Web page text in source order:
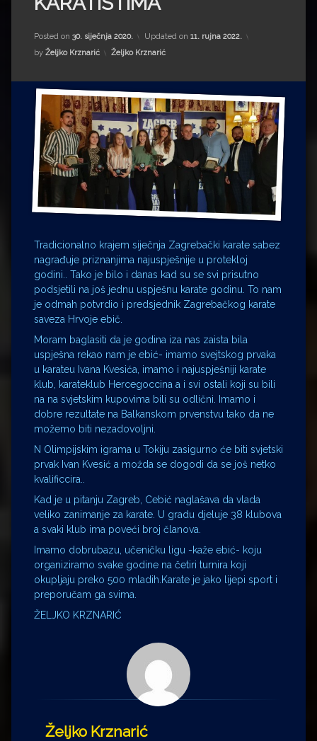
Impressum
Milenko Strižak
Drugi autori
Drugi autori
Ljiljana Lekanić-Kljaić
Željko Krznarić
Mario Lovreković
Miroslav Šantek
Posted on 30. siječnja 2020. Updated on 11. rujna 2022.
by Željko Krznarić Kategorije:
Željko Krznarić
Tradicionalno krajem siječnja Zagrebački karate sabez
nagrađuje priznanjima najuspješnije u protekloj
godini.. Tako je bilo i danas kad su se svi prisutno
podsjetili na još jednu uspješnu karate godinu. To nam
je odmah potvrdio i predsjednik Zagrebačkog karate
saveza Hrvoje ebič.
Moram baglasiti da je godina iza nas zaista bila
uspješna rekao nam je ebić- imamo svejtskog prvaka
u karateu Ivana Kvesića, imamo i najuspješniji karate
klub, karateklub Hercegoccina a i svi ostali koji su bili
na na svjetskim kupovima bili su odlični. Imamo i
dobre rezultate na Balkanskom prvenstvu tako da ne
možemo biti nezadovoljni.
N Olimpijskim igrama u Tokiju zasigurno će biti svjetski
prvak Ivan Kvesić a možda se dogodi da se još netko
kvalificcira..
Kad je u pitanju Zagreb, Cebić naglašava da vlada
veliko zanimanje za karate. U gradu djeluje 38 klubova
a svaki klub ima poveći broj članova.
Imamo dobrubazu, učeničku ligu -kaže ebić- koju
organiziramo svake godine na četiri turnira koji
okupljaju preko 500 mladih.Karate je jako lijepi sport i
preporučam ga svima.
ŽELJKO KRZNARIĆ
Željko Krznarić